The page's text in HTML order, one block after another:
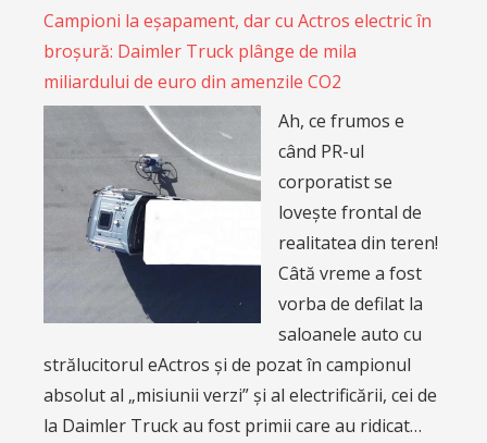
Campioni la eșapament, dar cu Actros electric în
broșură: Daimler Truck plânge de mila
miliardului de euro din amenzile CO2
Ah, ce frumos e
când PR-ul
corporatist se
lovește frontal de
realitatea din teren!
Câtă vreme a fost
vorba de defilat la
saloanele auto cu
strălucitorul eActros și de pozat în campionul
absolut al „misiunii verzi” și al electrificării, cei de
la Daimler Truck au fost primii care au ridicat…